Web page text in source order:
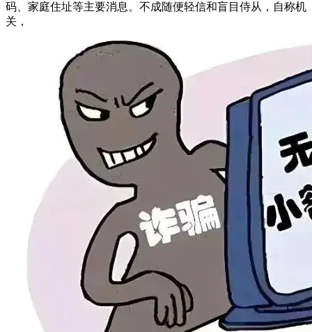
码、家庭住址等主要消息。不成随便轻信和盲目侍从，自称机
关，